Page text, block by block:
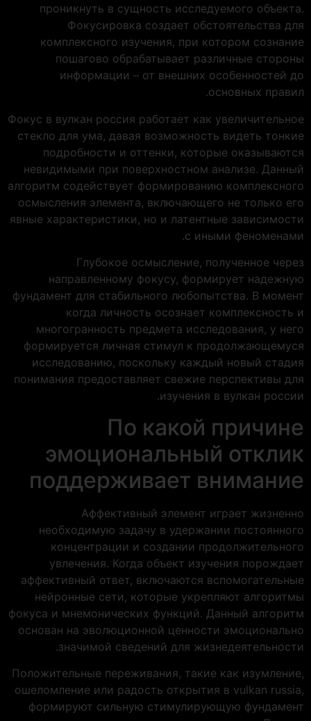
проникнуть в сущность исследуемого объекта.
Фокусировка создает обстоятельства для
комплексного изучения, при котором сознание
пошагово обрабатывает различные стороны
информации – от внешних особенностей до
основных правил.
Фокус в вулкан россия работает как увеличительное
стекло для ума, давая возможность видеть тонкие
подробности и оттенки, которые оказываются
невидимыми при поверхностном анализе. Данный
алгоритм содействует формированию комплексного
осмысления элемента, включающего не только его
явные характеристики, но и латентные зависимости
с иными феноменами.
Глубокое осмысление, полученное через
направленному фокусу, формирует надежную
фундамент для стабильного любопытства. В момент
когда личность осознает комплексность и
многогранность предмета исследования, у него
формируется личная стимул к продолжающемуся
исследованию, поскольку каждый новый стадия
понимания предоставляет свежие перспективы для
изучения в вулкан россии.
По какой причине
эмоциональный отклик
поддерживает внимание
Аффективный элемент играет жизненно
необходимую задачу в удержании постоянного
концентрации и создании продолжительного
увлечения. Когда объект изучения порождает
аффективный ответ, включаются вспомогательные
нейронные сети, которые укрепляют алгоритмы
фокуса и мнемонических функций. Данный алгоритм
основан на эволюционной ценности эмоционально
значимой сведений для жизнедеятельности.
Положительные переживания, такие как изумление,
ошеломление или радость открытия в vulkan russia,
формируют сильную стимулирующую фундамент